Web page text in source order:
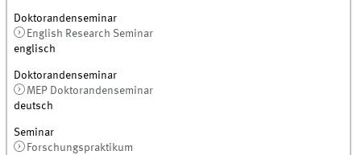
Doktorandenseminar
English Research Seminar
englisch
Doktorandenseminar
MEP Doktorandenseminar
deutsch
Seminar
Forschungspraktikum